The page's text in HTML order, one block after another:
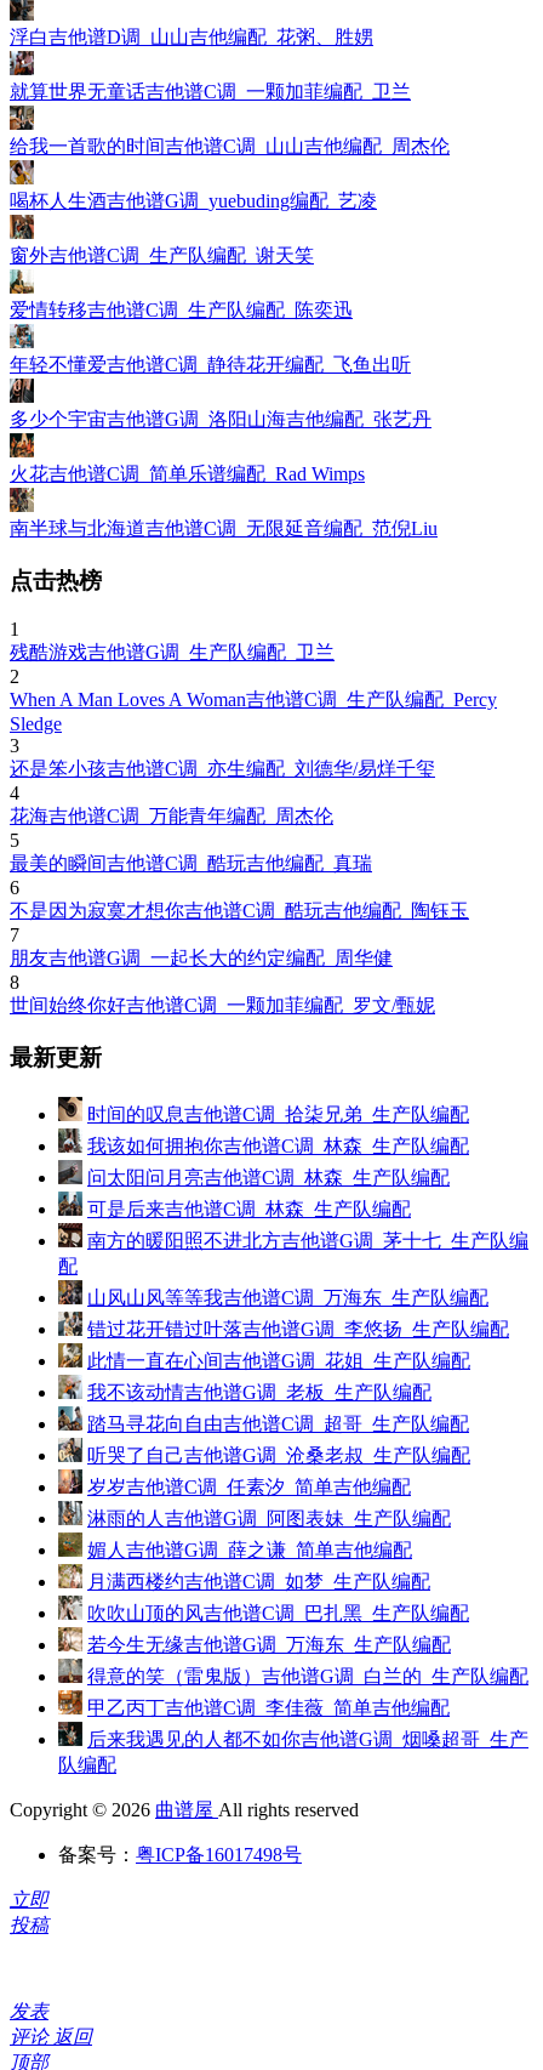
浮白吉他谱D调_山山吉他编配_花粥、胜娚
就算世界无童话吉他谱C调_一颗加菲编配_卫兰
给我一首歌的时间吉他谱C调_山山吉他编配_周杰伦
喝杯人生酒吉他谱G调_yuebuding编配_艺凌
窗外吉他谱C调_生产队编配_谢天笑
爱情转移吉他谱C调_生产队编配_陈奕迅
年轻不懂爱吉他谱C调_静待花开编配_飞鱼出听
多少个宇宙吉他谱G调_洛阳山海吉他编配_张艺丹
火花吉他谱C调_简单乐谱编配_Rad Wimps
南半球与北海道吉他谱C调_无限延音编配_范倪Liu
点击热榜
1
残酷游戏吉他谱G调_生产队编配_卫兰
2
When A Man Loves A Woman吉他谱C调_生产队编配_Percy
Sledge
3
还是笨小孩吉他谱C调_亦生编配_刘德华/易烊千玺
4
花海吉他谱C调_万能青年编配_周杰伦
5
最美的瞬间吉他谱C调_酷玩吉他编配_真瑞
6
不是因为寂寞才想你吉他谱C调_酷玩吉他编配_陶钰玉
7
朋友吉他谱G调_一起长大的约定编配_周华健
8
世间始终你好吉他谱C调_一颗加菲编配_罗文/甄妮
最新更新
时间的叹息吉他谱C调_拾柒兄弟_生产队编配
我该如何拥抱你吉他谱C调_林森_生产队编配
问太阳问月亮吉他谱C调_林森_生产队编配
可是后来吉他谱C调_林森_生产队编配
南方的暖阳照不进北方吉他谱G调_茅十七_生产队编
配
山风山风等等我吉他谱C调_万海东_生产队编配
错过花开错过叶落吉他谱G调_李悠扬_生产队编配
此情一直在心间吉他谱G调_花姐_生产队编配
我不该动情吉他谱G调_老板_生产队编配
踏马寻花向自由吉他谱C调_超哥_生产队编配
听哭了自己吉他谱G调_沧桑老叔_生产队编配
岁岁吉他谱C调_任素汐_简单吉他编配
淋雨的人吉他谱G调_阿图表妹_生产队编配
媚人吉他谱G调_薛之谦_简单吉他编配
月满西楼约吉他谱C调_如梦_生产队编配
吹吹山顶的风吉他谱C调_巴扎黑_生产队编配
若今生无缘吉他谱G调_万海东_生产队编配
得意的笑（雷鬼版）吉他谱G调_白兰的_生产队编配
甲乙丙丁吉他谱C调_李佳薇_简单吉他编配
后来我遇见的人都不如你吉他谱G调_烟嗓超哥_生产
队编配
Copyright © 2026 曲谱屋 All rights reserved
备案号： 粤ICP备16017498号
立即
投稿
发表
评论 返回
顶部